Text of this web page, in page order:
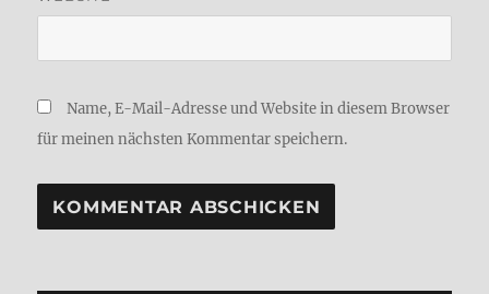
Name, E-Mail-Adresse und Website in diesem Browser
für meinen nächsten Kommentar speichern.